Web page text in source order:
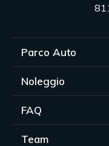
Parco Auto
Noleggio
FAQ
Team